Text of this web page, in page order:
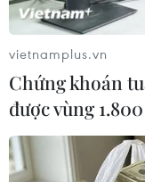
Theo dõi VietnamPlus
vietnamplus.vn
Chứng khoán
được vùng